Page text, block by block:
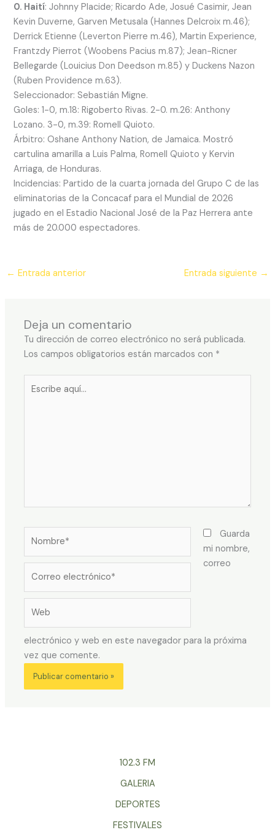
0. Haití: Johnny Placide; Ricardo Ade, Josué Casimir, Jean
Kevin Duverne, Garven Metusala (Hannes Delcroix m.46);
Derrick Etienne (Leverton Pierre m.46), Martin Experience,
Frantzdy Pierrot (Woobens Pacius m.87); Jean-Ricner
Bellegarde (Louicius Don Deedson m.85) y Duckens Nazon
(Ruben Providence m.63).
Seleccionador: Sebastián Migne.
Goles: 1-0, m.18: Rigoberto Rivas. 2-0. m.26: Anthony
Lozano. 3-0, m.39: Romell Quioto.
Árbitro: Oshane Anthony Nation, de Jamaica. Mostró
cartulina amarilla a Luis Palma, Romell Quioto y Kervin
Arriaga, de Honduras.
Incidencias: Partido de la cuarta jornada del Grupo C de las
eliminatorias de la Concacaf para el Mundial de 2026
jugado en el Estadio Nacional José de la Paz Herrera ante
más de 20.000 espectadores.
← Entrada anterior Entrada siguiente →
Deja un comentario
Tu dirección de correo electrónico no será publicada.
Los campos obligatorios están marcados con *
electrónico*
Guarda
mi nombre,
correo
electrónico y web en este navegador para la próxima
vez que comente.
102.3 FM
GALERIA
DEPORTES
FESTIVALES